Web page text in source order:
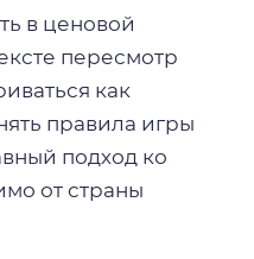
в ценовой
пересмотр
как
правила игры
подход ко
от страны